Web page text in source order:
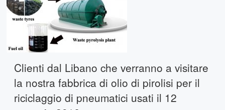
impianto di pirolisi dei pneumatici
Clienti dal Libano che verranno a visitare
la nostra fabbrica di olio di pirolisi per il
riciclaggio di pneumatici usati il ​​12